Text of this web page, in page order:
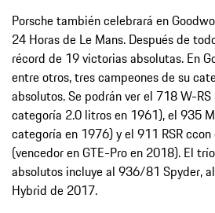
Porsche también celebrará en
24 Horas de Le Mans. Después de
récord de 19 victorias absolutas. En
entre otros, tres campeones de su
absolutos. Se podrán ver el 718 W-
categoría 2.0 litros en 1961), el 935
categoría en 1976) y el 911 RSR ccon
(vencedor en GTE-Pro en 2018). El
absolutos incluye al 936/81 Spyder,
Hybrid de 2017.